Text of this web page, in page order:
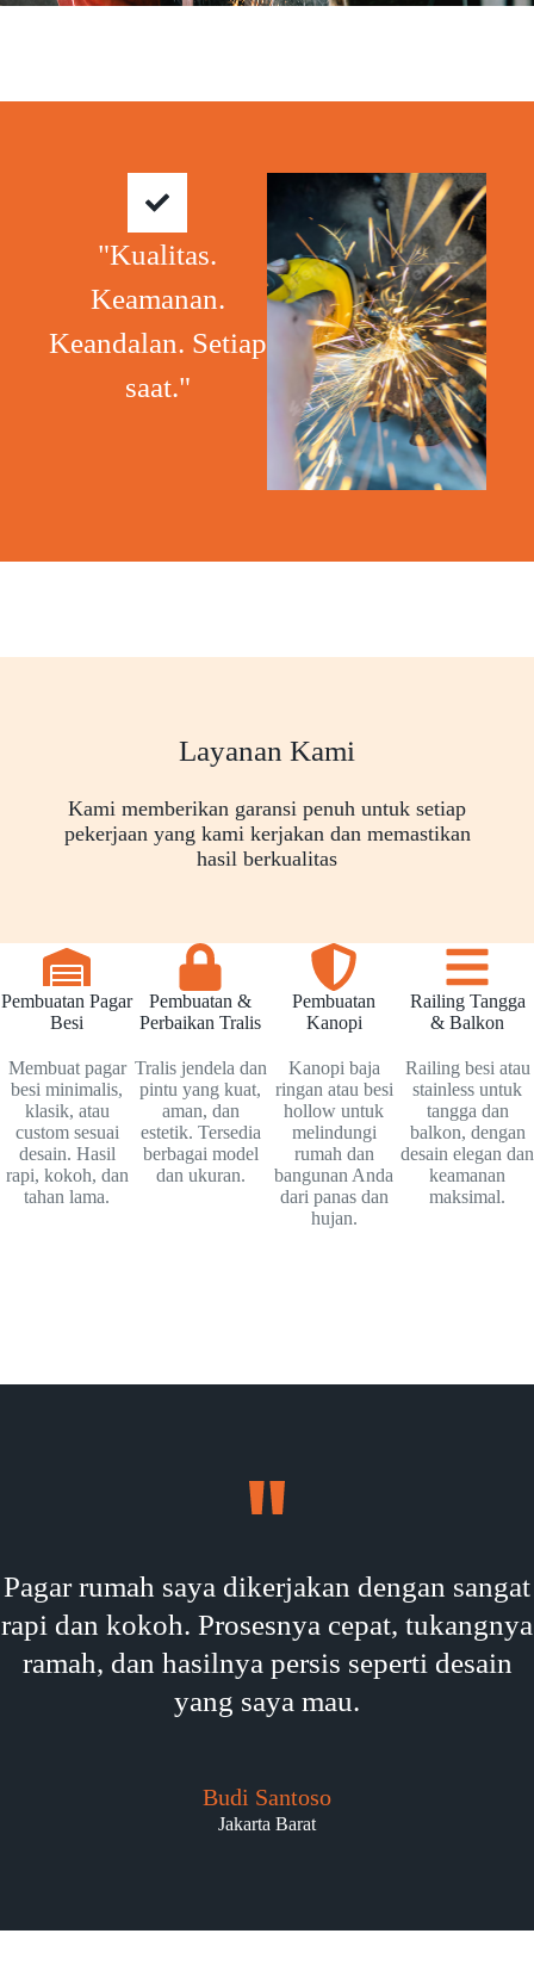
"Kualitas.
Keamanan.
Keandalan. Setiap
saat."
Layanan Kami
Kami memberikan garansi penuh untuk setiap
pekerjaan yang kami kerjakan dan memastikan
hasil berkualitas
Pembuatan Pagar
Besi
Membuat pagar
besi minimalis,
klasik, atau
custom sesuai
desain. Hasil
rapi, kokoh, dan
tahan lama.
Pembuatan &
Perbaikan Tralis
Tralis jendela dan
pintu yang kuat,
aman, dan
estetik. Tersedia
berbagai model
dan ukuran.
Pembuatan
Kanopi
Kanopi baja
ringan atau besi
hollow untuk
melindungi
rumah dan
bangunan Anda
dari panas dan
hujan.
Railing Tangga
& Balkon
Railing besi atau
stainless untuk
tangga dan
balkon, dengan
desain elegan dan
keamanan
maksimal.
Pagar rumah saya dikerjakan dengan sangat
rapi dan kokoh. Prosesnya cepat, tukangnya
ramah, dan hasilnya persis seperti desain
yang saya mau.
Budi Santoso
Jakarta Barat